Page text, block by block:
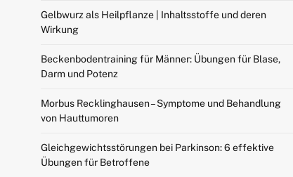
Gelbwurz als Heilpflanze | Inhaltsstoffe und deren
Wirkung
Beckenbodentraining für Männer: Übungen für Blase,
Darm und Potenz
Morbus Recklinghausen – Symptome und Behandlung
von Hauttumoren
Gleichgewichtsstörungen bei Parkinson: 6 effektive
Übungen für Betroffene